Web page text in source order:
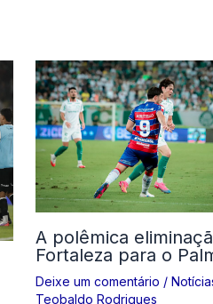
A polêmica
Fortaleza para o
Deixe um comentário /
Teobaldo Rodrigues